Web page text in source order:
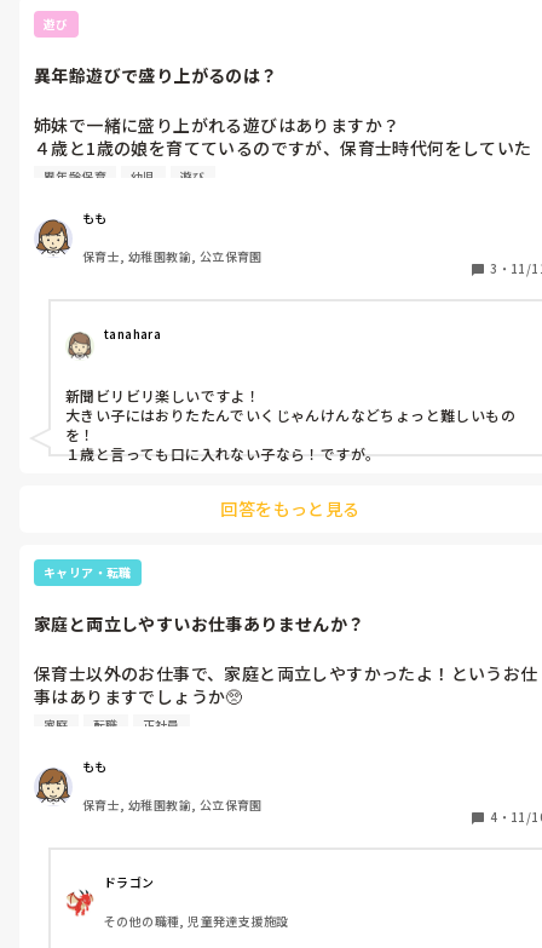
遊び
異年齢遊びで盛り上がるのは？
姉妹で一緒に盛り上がれる遊びはありますか？
４歳と1歳の娘を育てているのですが、保育士時代何をしていた
か思い出せず・・。
☺︎
異年齢保育 幼児 遊び
もも
保育士, 幼稚園教諭, 公立保育園
3 ・ 11/
tanahara
新聞ビリビリ楽しいですよ！
大きい子にはおりたたんでいくじゃんけんなどちょっと難しいもの
を！
１歳と言っても口に入れない子なら！ですが。
回答をもっと見る
キャリア・転職
家庭と両立しやすいお仕事ありませんか？
保育士以外のお仕事で、家庭と両立しやすかったよ！というお仕
事はありますでしょうか🥺
メインが対人ではないお仕事（データ入力等）ならやりやすいか
というのも、保育士時代はその日の子どもとの関わりの反省や、
翌日の保育に向けてのこと（持ち帰り仕事もついやってしまう）
で気持ちがいっぱいになり、家庭が疎かになってしまって・・。
家庭 転職 正社員
もも
保育士, 幼稚園教諭, 公立保育園
4 ・ 11/
ドラゴン
その他の職種, 児童発達支援施設